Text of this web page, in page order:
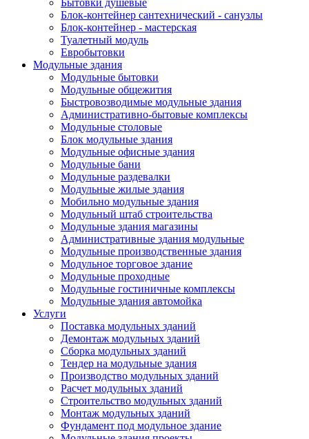
Бытовки душевые
Блок-контейнер сантехнический - санузлы
Блок-контейнер - мастерская
Туалетный модуль
Евробытовки
Модульные здания
Модульные бытовки
Модульные общежития
Быстровозводимые модульные здания
Административно-бытовые комплексы
Модульные столовые
Блок модульные здания
Модульные офисные здания
Модульные бани
Модульные раздевалки
Модульные жилые здания
Мобильно модульные здания
Модульный штаб строительства
Модульные здания магазины
Административные здания модульные
Модульные производственные здания
Модульное торговое здание
Модульные проходные
Модульные гостиничные комплексы
Модульные здания автомойка
Услуги
Поставка модульных зданий
Демонтаж модульных зданий
Сборка модульных зданий
Тендер на модульные здания
Производство модульных зданий
Расчет модульных зданий
Строительство модульных зданий
Монтаж модульных зданий
Фундамент под модульное здание